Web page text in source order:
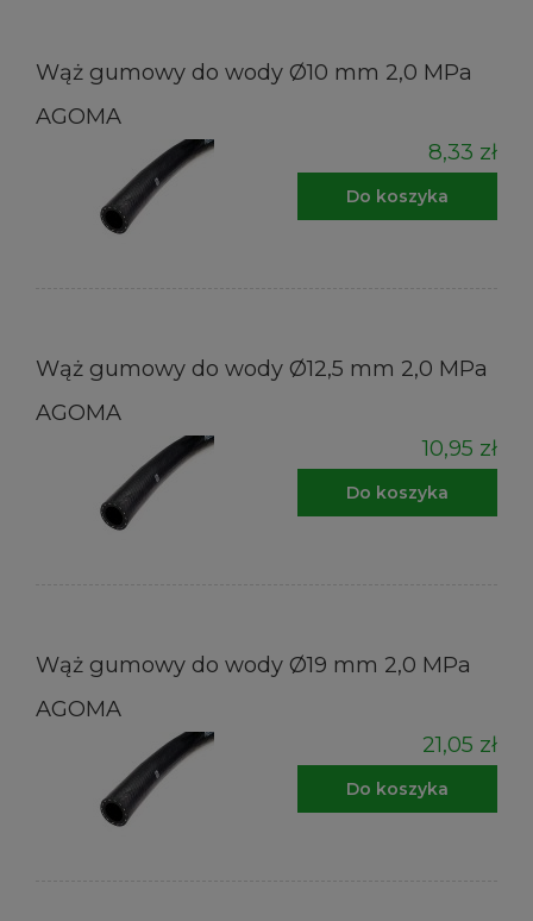
Wąż gumowy do wody Ø10 mm 2,0 MPa
AGOMA
8,33 zł
Do koszyka
Wąż gumowy do wody Ø12,5 mm 2,0 MPa
AGOMA
10,95 zł
Do koszyka
Wąż gumowy do wody Ø19 mm 2,0 MPa
AGOMA
21,05 zł
Do koszyka